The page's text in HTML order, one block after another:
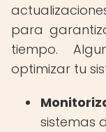
para
tiempo.
optimizar tu
sistemas